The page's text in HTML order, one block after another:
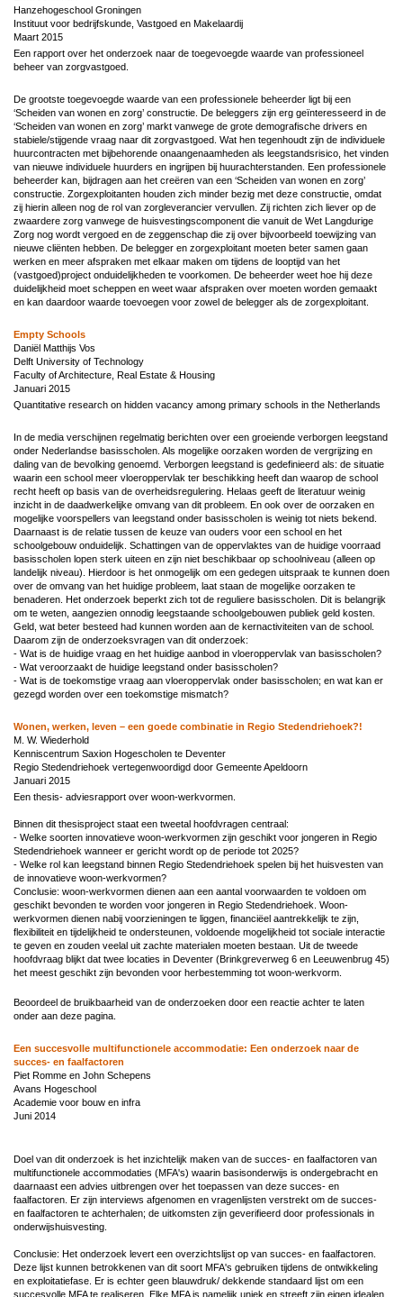
Hanzehogeschool Groningen
Instituut voor bedrijfskunde, Vastgoed en Makelaardij
Maart 2015
Een rapport over het onderzoek naar de toegevoegde waarde van professioneel
beheer van zorgvastgoed.
De grootste toegevoegde waarde van een professionele beheerder ligt bij een
‘Scheiden van wonen en zorg’ constructie. De beleggers zijn erg geïnteresseerd in de
‘Scheiden van wonen en zorg’ markt vanwege de grote demografische drivers en
stabiele/stijgende vraag naar dit zorgvastgoed. Wat hen tegenhoudt zijn de individuele
huurcontracten met bijbehorende onaangenaamheden als leegstandsrisico, het vinden
van nieuwe individuele huurders en ingrijpen bij huurachterstanden. Een professionele
beheerder kan, bijdragen aan het creëren van een ‘Scheiden van wonen en zorg’
constructie. Zorgexploitanten houden zich minder bezig met deze constructie, omdat
zij hierin alleen nog de rol van zorgleverancier vervullen. Zij richten zich liever op de
zwaardere zorg vanwege de huisvestingscomponent die vanuit de Wet Langdurige
Zorg nog wordt vergoed en de zeggenschap die zij over bijvoorbeeld toewijzing van
nieuwe cliënten hebben. De belegger en zorgexploitant moeten beter samen gaan
werken en meer afspraken met elkaar maken om tijdens de looptijd van het
(vastgoed)project onduidelijkheden te voorkomen. De beheerder weet hoe hij deze
duidelijkheid moet scheppen en weet waar afspraken over moeten worden gemaakt
en kan daardoor waarde toevoegen voor zowel de belegger als de zorgexploitant.
Empty Schools
Daniël Matthijs Vos
Delft University of Technology
Faculty of Architecture, Real Estate & Housing
Januari 2015
Quantitative research on hidden vacancy among primary schools in the Netherlands
In de media verschijnen regelmatig berichten over een groeiende verborgen leegstand
onder Nederlandse basisscholen. Als mogelijke oorzaken worden de vergrijzing en
daling van de bevolking genoemd. Verborgen leegstand is gedefinieerd als: de situatie
waarin een school meer vloeroppervlak ter beschikking heeft dan waarop de school
recht heeft op basis van de overheidsregulering. Helaas geeft de literatuur weinig
inzicht in de daadwerkelijke omvang van dit probleem. En ook over de oorzaken en
mogelijke voorspellers van leegstand onder basisscholen is weinig tot niets bekend.
Daarnaast is de relatie tussen de keuze van ouders voor een school en het
schoolgebouw onduidelijk. Schattingen van de oppervlaktes van de huidige voorraad
basisscholen lopen sterk uiteen en zijn niet beschikbaar op schoolniveau (alleen op
landelijk niveau). Hierdoor is het onmogelijk om een gedegen uitspraak te kunnen doen
over de omvang van het huidige probleem, laat staan de mogelijke oorzaken te
benaderen. Het onderzoek beperkt zich tot de reguliere basisscholen. Dit is belangrijk
om te weten, aangezien onnodig leegstaande schoolgebouwen publiek geld kosten.
Geld, wat beter besteed had kunnen worden aan de kernactiviteiten van de school.
Daarom zijn de onderzoeksvragen van dit onderzoek:
- Wat is de huidige vraag en het huidige aanbod in vloeroppervlak van basisscholen?
- Wat veroorzaakt de huidige leegstand onder basisscholen?
- Wat is de toekomstige vraag aan vloeroppervlak onder basisscholen; en wat kan er
gezegd worden over een toekomstige mismatch?
Wonen, werken, leven – een goede combinatie in Regio Stedendriehoek?!
M. W. Wiederhold
Kenniscentrum Saxion Hogescholen te Deventer
Regio Stedendriehoek vertegenwoordigd door Gemeente Apeldoorn
Januari 2015
Een thesis- adviesrapport over woon-werkvormen.
Binnen dit thesisproject staat een tweetal hoofdvragen centraal:
- Welke soorten innovatieve woon-werkvormen zijn geschikt voor jongeren in Regio
Stedendriehoek wanneer er gericht wordt op de periode tot 2025?
- Welke rol kan leegstand binnen Regio Stedendriehoek spelen bij het huisvesten van
de innovatieve woon-werkvormen?
Conclusie: woon-werkvormen dienen aan een aantal voorwaarden te voldoen om
geschikt bevonden te worden voor jongeren in Regio Stedendriehoek. Woon-
werkvormen dienen nabij voorzieningen te liggen, financiëel aantrekkelijk te zijn,
flexibiliteit en tijdelijkheid te ondersteunen, voldoende mogelijkheid tot sociale interactie
te geven en zouden veelal uit zachte materialen moeten bestaan. Uit de tweede
hoofdvraag blijkt dat twee locaties in Deventer (Brinkgreverweg 6 en Leeuwenbrug 45)
het meest geschikt zijn bevonden voor herbestemming tot woon-werkvorm.
Beoordeel de bruikbaarheid van de onderzoeken door een reactie achter te laten
onder aan deze pagina.
Een succesvolle multifunctionele accommodatie: Een onderzoek naar de
succes- en faalfactoren
Piet Romme en John Schepens
Avans Hogeschool
Academie voor bouw en infra
Juni 2014
Doel van dit onderzoek is het inzichtelijk maken van de succes- en faalfactoren van
multifunctionele accommodaties (MFA's) waarin basisonderwijs is ondergebracht en
daarnaast een advies uitbrengen over het toepassen van deze succes- en
faalfactoren. Er zijn interviews afgenomen en vragenlijsten verstrekt om de succes-
en faalfactoren te achterhalen; de uitkomsten zijn geverifieerd door professionals in
onderwijshuisvesting.
Conclusie: Het onderzoek levert een overzichtslijst op van succes- en faalfactoren.
Deze lijst kunnen betrokkenen van dit soort MFA's gebruiken tijdens de ontwikkeling
en exploitatiefase. Er is echter geen blauwdruk/ dekkende standaard lijst om een
succesvolle MFA te realiseren. Elke MFA is namelijk uniek en streeft zijn eigen idealen